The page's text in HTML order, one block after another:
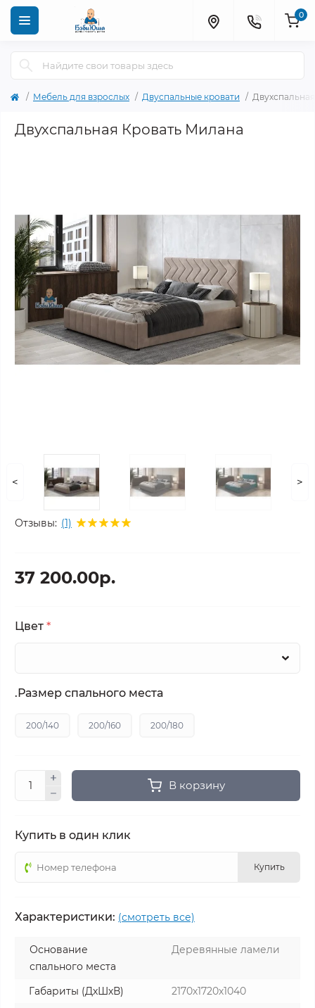
0
Мебель для взрослых Двуспальные кровати
Двухспальная Кровать Милана
< >
Отзывы: (1)
37 200.00р.
Цвет *
.Размер спального места
200/140 200/160 200/180
В корзину
Купить в один клик
Купить
Характеристики: (смотреть все)
Основание
спального места
Деревянные ламели
Габариты (ДхШхВ)
2170х1720х1040